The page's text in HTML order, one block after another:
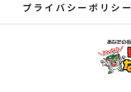
プライバシーポリシー